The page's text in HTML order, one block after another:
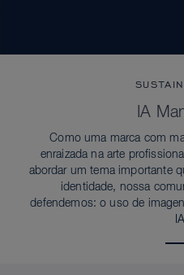
IA
Como uma marca com
enraizada na arte
abordar um tema importante
identidade, nossa
defendemos: o uso de